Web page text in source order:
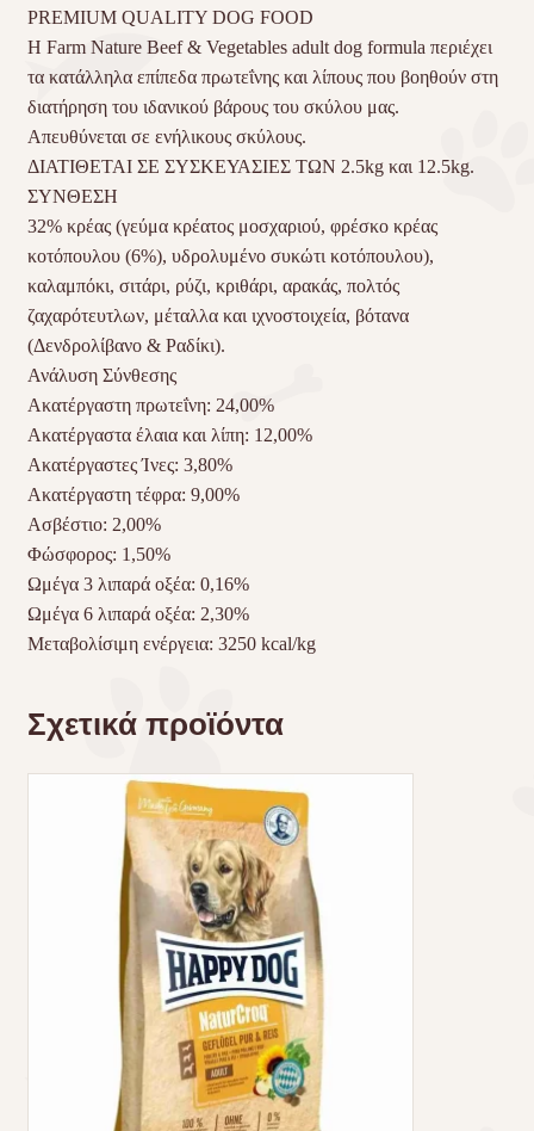
PREMIUM QUALITY DOG FOOD
Η Farm Nature Beef & Vegetables adult dog formula περιέχει
τα κατάλληλα επίπεδα πρωτεΐνης και λίπους που βοηθούν στη
διατήρηση του ιδανικού βάρους του σκύλου μας.
Απευθύνεται σε ενήλικους σκύλους.
ΔΙΑΤΙΘΕΤΑΙ ΣΕ ΣΥΣΚΕΥΑΣΙΕΣ ΤΩΝ 2.5kg και 12.5kg.
ΣΥΝΘΕΣΗ
32% κρέας (γεύμα κρέατος μοσχαριού, φρέσκο κρέας
κοτόπουλου (6%), υδρολυμένο συκώτι κοτόπουλου),
καλαμπόκι, σιτάρι, ρύζι, κριθάρι, αρακάς, πολτός
ζαχαρότευτλων, μέταλλα και ιχνοστοιχεία, βότανα
(Δενδρολίβανο & Ραδίκι).
Ανάλυση Σύνθεσης
Ακατέργαστη πρωτεΐνη: 24,00%
Ακατέργαστα έλαια και λίπη: 12,00%
Ακατέργαστες Ίνες: 3,80%
Ακατέργαστη τέφρα: 9,00%
Ασβέστιο: 2,00%
Φώσφορος: 1,50%
Ωμέγα 3 λιπαρά οξέα: 0,16%
Ωμέγα 6 λιπαρά οξέα: 2,30%
Μεταβολίσιμη ενέργεια: 3250 kcal/kg
Σχετικά προϊόντα